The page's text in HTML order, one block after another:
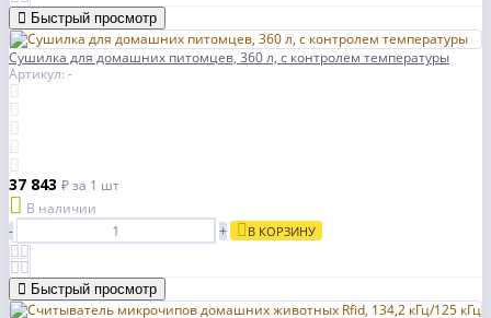
Быстрый просмотр
Сушилка для домашних питомцев, 360 л, с контролем температуры
Артикул: -
37 843 ₽за 1 шт
В наличии
-
+ В КОРЗИНУ
Быстрый просмотр